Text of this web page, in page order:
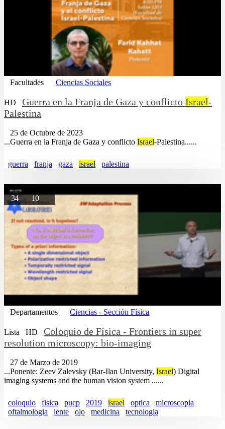
Facultades Ciencias Sociales
HD Guerra en la Franja de Gaza y conflicto Israel-
Palestina
25 de Octubre de 2023
...Guerra en la Franja de Gaza y conflicto Israel-Palestina......
guerra franja gaza israel palestina
34 10
Departamentos Ciencias - Sección Física
Lista HD
Coloquio de Física - Frontiers in super
resolution microscopy: bio-imaging
27 de Marzo de 2019
...Ponente: Zeev Zalevsky (Bar-Ilan University, Israel) Digital
imaging systems and the human vision system ......
coloquio fisica pucp 2019 israel optica
microscopia
oftalmologia
lente ojo medicina tecnologia